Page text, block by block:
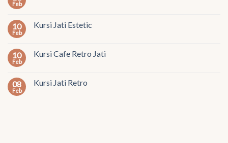
Feb
10
Feb
Kursi Jati Estetic
10
Feb
Kursi Cafe Retro Jati
08
Feb
Kursi Jati Retro